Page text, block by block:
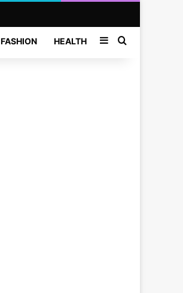
FASHION HEALTH SidebarSearch for